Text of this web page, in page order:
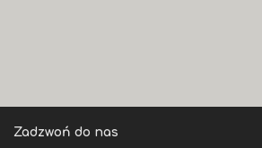
Zadzwoń do nas